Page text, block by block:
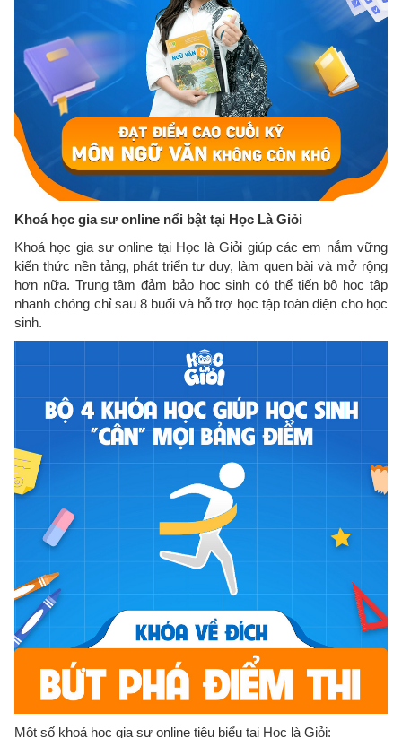
Khoá học gia sư online nổi bật tại Học Là Giỏi
Khoá học gia sư online tại Học là Giỏi giúp các em nắm vững
kiến thức nền tảng, phát triển tư duy, làm quen bài và mở rộng
hơn nữa. Trung tâm đảm bảo học sinh có thể tiến bộ học tập
nhanh chóng chỉ sau 8 buổi và hỗ trợ học tập toàn diện cho học
sinh.
Một số khoá học gia sư online tiêu biểu tại Học là Giỏi: